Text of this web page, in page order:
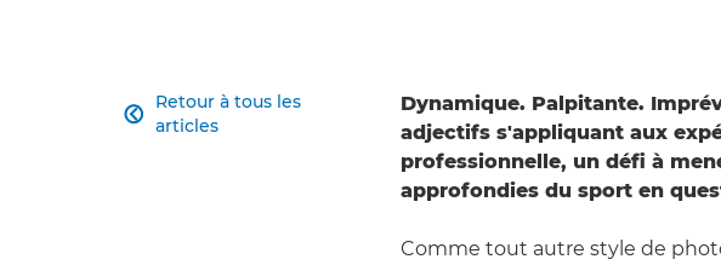
Retour à tous les
articles

Dynamique. Palpitante.
adjectifs s'appliquant aux
professionnelle, un défi à
approfondies du sport en
Comme tout autre style de